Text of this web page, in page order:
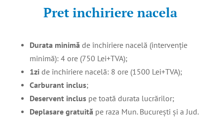
Pret inchiriere nacela
Durata minimă de închiriere nacelă (intervenție
minimă): 4 ore (750 Lei+TVA);
1zi de închiriere nacelă: 8 ore (1500 Lei+TVA);
Carburant inclus;
Deservent inclus pe toată durata lucrărilor;
Deplasare gratuită pe raza Mun. București și a Jud.